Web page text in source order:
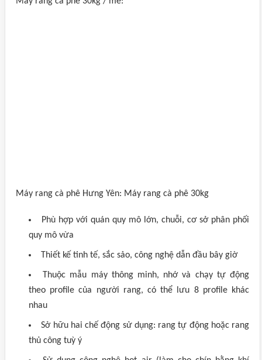
Máy rang cà phê Hưng Yên: Máy rang cà phê 30kg
Phù hợp với quán quy mô lớn, chuỗi, cơ sở phân phối
quy mô vừa
Thiết kế tinh tế, sắc sảo, công nghệ dẫn đầu bây giờ
Thuộc mẫu máy thông minh, nhớ và chạy tự động
theo profile của người rang, có thể lưu 8 profile khác
nhau
Sở hữu hai chế động sử dụng: rang tự động hoặc rang
thủ công tuỳ ý